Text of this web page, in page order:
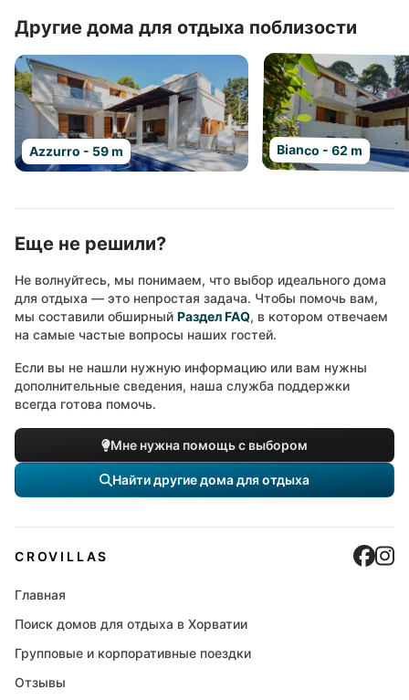
Другие дома для отдыха поблизости
Azzurro - 59 m Bianco - 62 m
Еще не решили?
Не волнуйтесь, мы понимаем, что выбор идеального дома
для отдыха — это непростая задача. Чтобы помочь вам,
мы составили обширный Раздел FAQ, в котором отвечаем
на самые частые вопросы наших гостей.
Если вы не нашли нужную информацию или вам нужны
дополнительные сведения, наша служба поддержки
всегда готова помочь.
Мне нужна помощь с выбором
Найти другие дома для отдыха
CROVILLAS
Главная
Поиск домов для отдыха в Хорватии
Групповые и корпоративные поездки
Отзывы